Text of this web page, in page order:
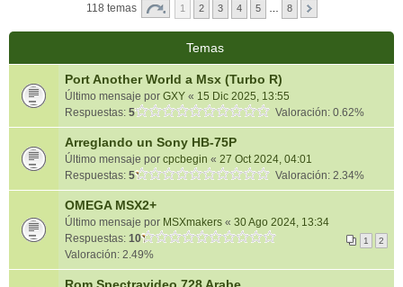
118 temas 1 2 3 4 5 8
Temas
Port Another World a Msx (Turbo R)
Último mensaje por GXY « 15 Dic 2025, 13:55
Respuestas: 5 Valoración: 0.62%
Arreglando un Sony HB-75P
Último mensaje por cpcbegin « 27 Oct 2024, 04:01
Respuestas: 5 Valoración: 2.34%
OMEGA MSX2+
Último mensaje por MSXmakers « 30 Ago 2024, 13:34
Respuestas: 10 1 2
Valoración: 2.49%